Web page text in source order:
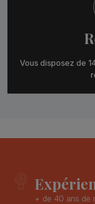
Vous disposez de
+ de 40 ans de